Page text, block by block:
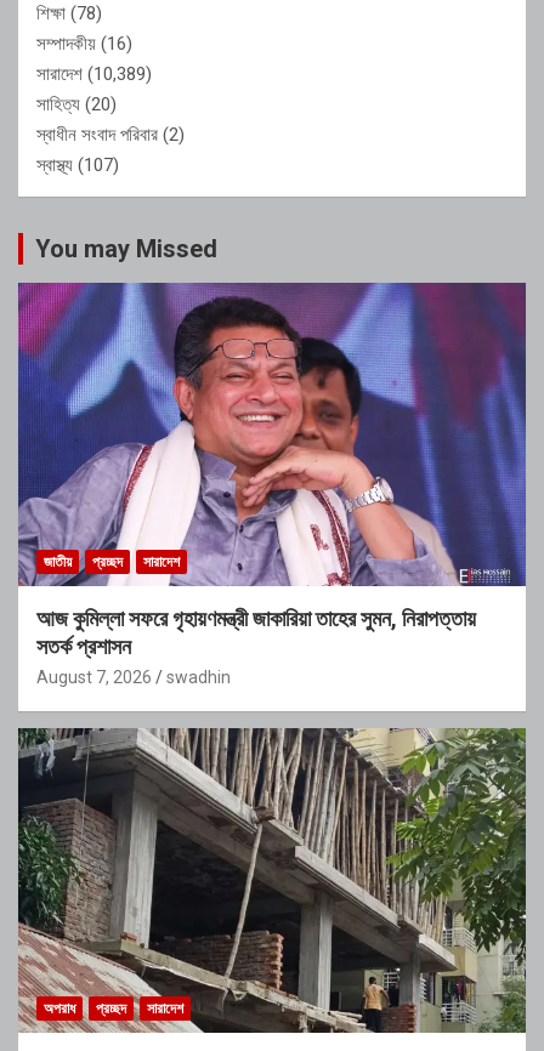
শিক্ষা (78)
সম্পাদকীয় (16)
সারাদেশ (10,389)
সাহিত্য (20)
স্বাধীন সংবাদ পরিবার (2)
স্বাস্থ্য (107)
You may Missed
জাতীয় প্রচ্ছদ সারাদেশ
আজ কুমিল্লা সফরে গৃহায়ণমন্ত্রী জাকারিয়া তাহের সুমন, নিরাপত্তায়
সতর্ক প্রশাসন
August 7, 2026 swadhin
অপরাধ প্রচ্ছদ সারাদেশ